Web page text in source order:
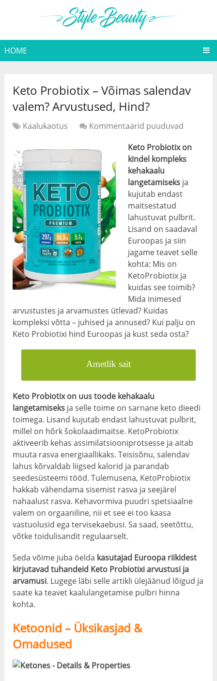
HOME
Keto Probiotix – Võimas salendav
valem? Arvustused, Hind?
Kaalukaotus
Kommentaarid puuduvad
Keto Probiotix on
kindel kompleks
kehakaalu
langetamiseks ja
kujutab endast
maitsestatud
lahustuvat pulbrit.
Lisand on saadaval
Euroopas ja siin
jagame teavet selle
kohta: Mis on
KetoProbiotix ja
kuidas see toimib?
Mida inimesed
arvustustes ja arvamustes ütlevad? Kuidas
kompleksi võtta – juhised ja annused? Kui palju on
Keto Probiotixi hind Euroopas ja kust seda osta?
Ametlik sait
Keto Probiotix on uus toode kehakaalu
langetamiseks ja selle toime on sarnane keto dieedi
toimega. Lisand kujutab endast lahustuvat pulbrit,
millel on hõrk šokolaadimaitse. KetoProbiotix
aktiveerib kehas assimilatsiooniprotsesse ja aitab
muuta rasva energiaallikaks. Teisisõnu, salendav
lahus kõrvaldab liigsed kalorid ja parandab
seedesüsteemi tööd. Tulemusena, KetoProbiotix
hakkab vähendama sisemist rasva ja seejärel
nahaalust rasva. Kehavormiva puudri spetsiaalne
valem on orgaaniline, nii et see ei too kaasa
vastuolusid ega tervisekaebusi. Sa saad, seetõttu,
võtke toidulisandit regulaarselt.
Seda võime juba öelda kasutajad Euroopa riikidest
kirjutavad tuhandeid Keto Probiotixi arvustusi ja
arvamusi. Lugege läbi selle artikli ülejäänud lõigud ja
saate ka teavet kaalulangetamise pulbri hinna
kohta.
Ketoonid – Üksikasjad &
Omadused